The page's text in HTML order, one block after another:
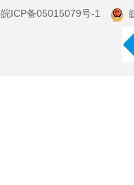
皖ICP备05015079号-1